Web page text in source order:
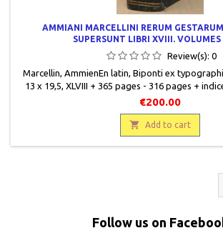
AMMIANI MARCELLINI RERUM
SUPERSUNT LIBRI XVIII.
Review(s): 0
Marcellin, AmmienEn latin, Biponti ex
13 x 19,5, XLVIII + 365 pages - 316 pages +
vert foncé en bon état, dos lisse avec double
frottés, pièce de titre en cuir rouge, titre et
cartonnés bleus recouverts de papier huilé, coins
marque de...
€200.00
 Add to cart
Follow us on